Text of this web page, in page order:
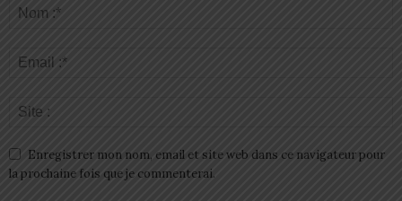
Enregistrer mon nom, email et site web dans ce navigateur pour
la prochaine fois que je commenterai.